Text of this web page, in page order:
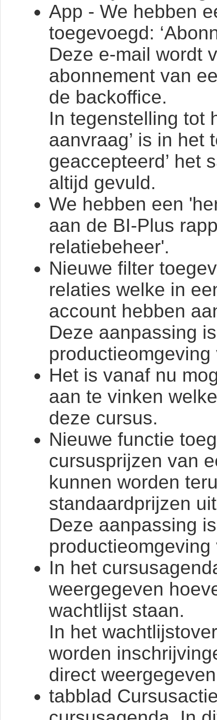
App - We hebben
toegevoegd:
Deze e-mail wordt
abonnement van
de backoffice.
In tegenstelling tot
aanvraag’ is in het
geaccepteerd’ het
altijd gevuld.
We hebben een
aan de BI-Plus
relatiebeheer'.
Nieuwe filter
relaties welke in
account hebben
Deze aanpassing
productieomgeving
Het is vanaf nu
aan te vinken
deze cursus.
Nieuwe functie
cursusprijzen van
kunnen worden
standaardprijzen
Deze aanpassing
productieomgeving
In het
weergegeven
wachtlijst staan.
In het
worden
direct
tabblad